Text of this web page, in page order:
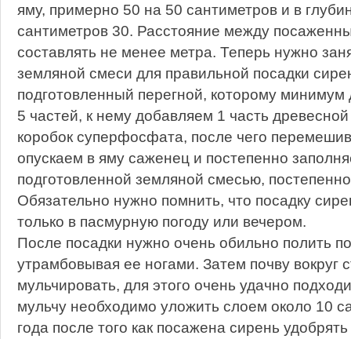
яму, примерно 50 на 50 сантиметров и в
сантиметров 30. Расстояние между
составлять не менее метра. Теперь нужно
земляной смеси для правильной посадки
подготовленный перегной, которому
5 частей, к нему добавляем 1 часть
коробок суперфосфата, после чего
опускаем в яму саженец и постепенно
подготовленной земляной смесью,
Обязательно нужно помнить, что посадку
только в пасмурную погоду или вечером.
После посадки нужно очень обильно полить
утрамбовывая ее ногами. Затем почву вокруг
мульчировать, для этого очень удачно
мульчу необходимо уложить слоем около 10
года после того как посажена сирень